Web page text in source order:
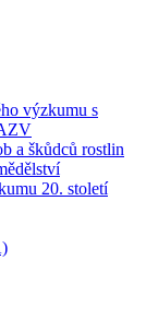
výzkumu s
a škůdců rostlin
20. století